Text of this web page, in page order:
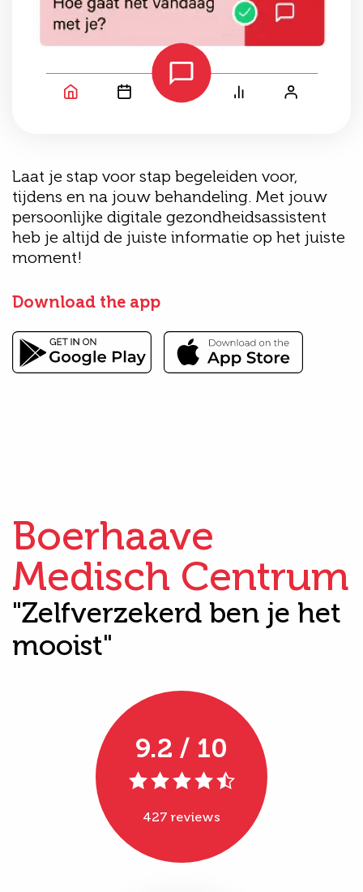
Laat je stap voor stap begeleiden voor,
tijdens en na jouw behandeling. Met jouw
persoonlijke digitale gezondheidsassistent
heb je altijd de juiste informatie op het juiste
moment!
Download the app
Boerhaave
Medisch Centrum
"Zelfverzekerd ben je het
mooist"
9.2 / 10
427 reviews